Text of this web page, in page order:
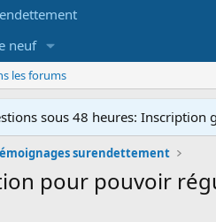
neuf
les forums
sous 48 heures: Inscription
surendettement
pour pouvoir